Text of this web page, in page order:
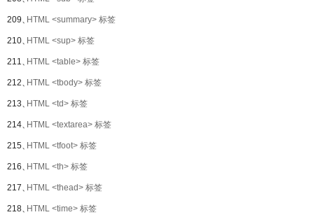
209、HTML <summary> 标签
210、HTML <sup> 标签
211、HTML <table> 标签
212、HTML <tbody> 标签
213、HTML <td> 标签
214、HTML <textarea> 标签
215、HTML <tfoot> 标签
216、HTML <th> 标签
217、HTML <thead> 标签
218、HTML <time> 标签